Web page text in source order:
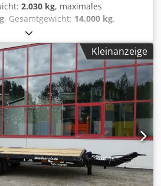
2.030 kg, maximales
, Gesamtgewicht: 14.000 kg,
2 Achsen
1.800 mm, Federung:Blatt,
, Farbe:Sonstige, Getriebetyp:
285 /70 R19,5,
/70 R19,5, Fahrerkabine:Sonstige,
, Kraftstoff:Biodiesel , Ausstattung:
, VERZINKT, geschlossener Boden,
bis max. 15 cbm, oder für
hinten, Ladehöhe ca. 900
für Rampen 1.800 ¤ netto, , -
und Änderungen vorbehalten,
Daten unter: !, More Details: !
Kleinanzeige